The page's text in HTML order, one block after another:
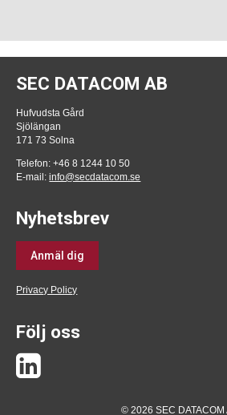
SEC DATACOM AB
Hufvudsta Gård
Sjölängan
171 73 Solna
Telefon: +46 8 1244 10 50
E-mail:info@secdatacom.se
Nyhetsbrev
Anmäl dig
Privacy Policy
Följ oss
© 2026 SEC DATACOM